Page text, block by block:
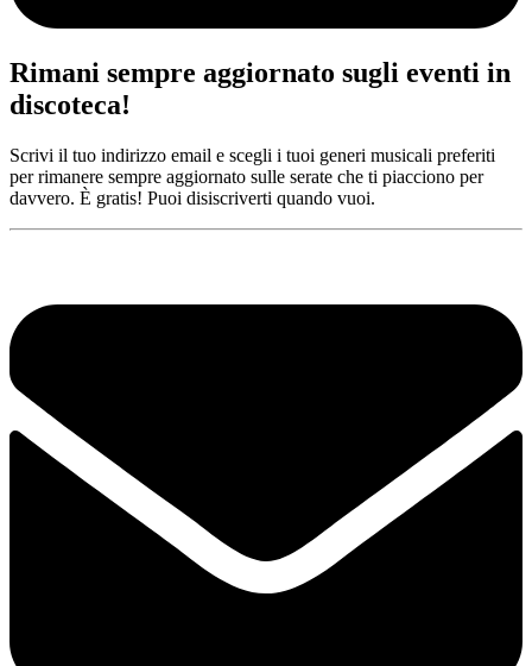
Rimani sempre aggiornato sugli eventi in
discoteca!
Scrivi il tuo indirizzo email e scegli i tuoi generi musicali preferiti
per rimanere sempre aggiornato sulle serate che ti piacciono per
davvero. È gratis! Puoi disiscriverti quando vuoi.